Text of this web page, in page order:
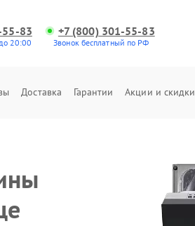
55-83
20:00
+7 (800) 301-55-83
Звонок бесплатный по РФ
Доставка Гарантии Акции и скидки